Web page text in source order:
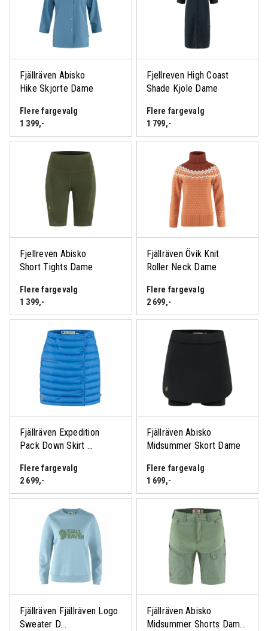
Fjällräven Abisko
Hike Skjorte Dame
Flere fargevalg
1 399,-
Logg inn eller bli medlem
for å se medlemspris
Fjellreven High Coast
Shade Kjole Dame
Flere fargevalg
1 799,-
Logg inn eller bli medlem
for å se medlemspris
Fjellreven Abisko
Short Tights Dame
Flere fargevalg
1 399,-
Logg inn eller bli medlem
for å se medlemspris
Fjällräven Övik Knit
Roller Neck Dame
Flere fargevalg
2 699,-
Fjällräven Expedition
Pack Down Skirt ...
Flere fargevalg
2 699,-
Fjällräven Abisko
Midsummer Skort Dame
Flere fargevalg
1 699,-
Fjällräven Fjällräven Logo
Sweater D...
Logg inn eller bli medlem
for å se medlemspris
Fjällräven Abisko
Midsummer Shorts Dam...